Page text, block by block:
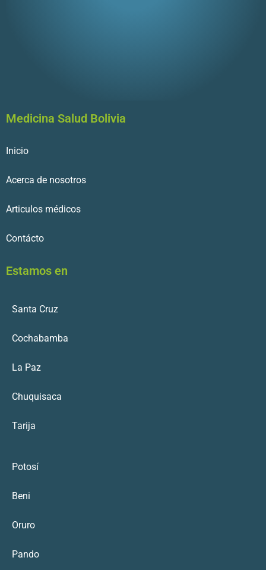
Medicina Salud Bolivia
Inicio
Acerca de nosotros
Articulos médicos
Contácto
Estamos en
Santa Cruz
Cochabamba
La Paz
Chuquisaca
Tarija
Potosí
Beni
Oruro
Pando